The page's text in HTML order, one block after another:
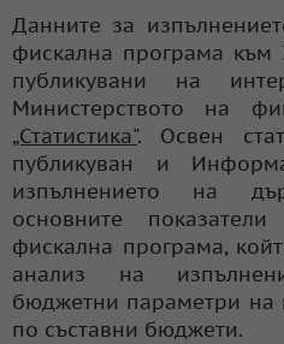
Данните за
фискална програма към
публикувани на
Министерството на
„Статистика". Освен
публикуван и
изпълнението на
основните
фискална програма,
анализ на
бюджетни параметри на
по съставни бюджети.